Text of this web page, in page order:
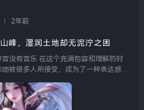
2年前
峰，湿润土地却无泥泞之困
充满包容和理解的时
被很多人所接受，成为了一种表达感情
这一份简单的亲吻得以升华，...